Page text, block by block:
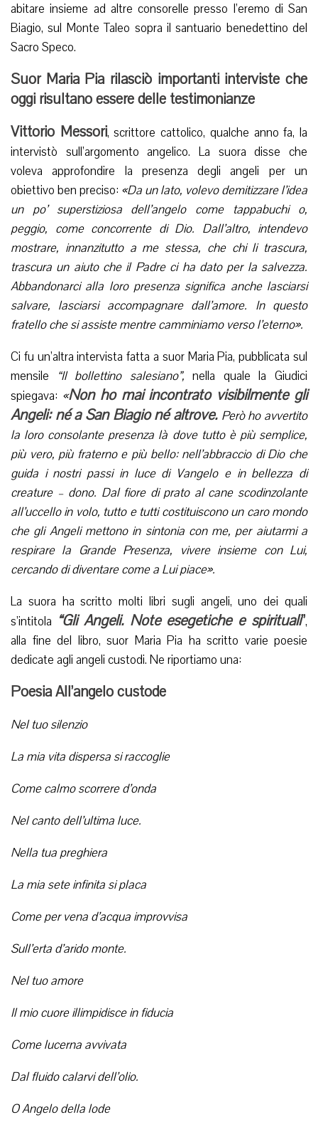
abitare insieme ad altre consorelle presso l’eremo di San
Biagio, sul Monte Taleo sopra il santuario benedettino del
Sacro Speco.
Suor Maria Pia rilasciò importanti interviste che
oggi risultano essere delle testimonianze
Vittorio Messori, scrittore cattolico, qualche anno fa, la
intervistò sull’argomento angelico. La suora disse che
voleva approfondire la presenza degli angeli per un
obiettivo ben preciso: «Da un lato, volevo demitizzare l’idea
un po’ superstiziosa dell’angelo come tappabuchi o,
peggio, come concorrente di Dio. Dall’altro, intendevo
mostrare, innanzitutto a me stessa, che chi li trascura,
trascura un aiuto che il Padre ci ha dato per la salvezza.
Abbandonarci alla loro presenza significa anche lasciarsi
salvare, lasciarsi accompagnare dall’amore. In questo
fratello che si assiste mentre camminiamo verso l’eterno».
Ci fu un’altra intervista fatta a suor Maria Pia, pubblicata sul
mensile
“Il bollettino salesiano”,nella quale la Giudici
spiegava: «Non ho mai incontrato visibilmente gli
Angeli: né a San Biagio né altrove. Però ho avvertito
la loro consolante presenza là dove tutto è più semplice,
più vero, più fraterno e più bello: nell’abbraccio di Dio che
guida i nostri passi in luce di Vangelo e in bellezza di
creature – dono. Dal fiore di prato al cane scodinzolante
all’uccello in volo, tutto e tutti costituiscono un caro mondo
che gli Angeli mettono in sintonia con me, per aiutarmi a
respirare la Grande Presenza, vivere insieme con Lui,
cercando di diventare come a Lui piace».
La suora ha scritto molti libri sugli angeli, uno dei quali
s’intitola “Gli Angeli. Note esegetiche e spirituali”,
alla fine del libro, suor Maria Pia ha scritto varie poesie
dedicate agli angeli custodi. Ne riportiamo una:
Poesia All’angelo custode
Nel tuo silenzio
La mia vita dispersa si raccoglie
Come calmo scorrere d’onda
Nel canto dell’ultima luce.
Nella tua preghiera
La mia sete infinita si placa
Come per vena d’acqua improvvisa
Sull’erta d’arido monte.
Nel tuo amore
Il mio cuore illimpidisce in fiducia
Come lucerna avvivata
Dal fluido calarvi dell’olio.
O Angelo della lode